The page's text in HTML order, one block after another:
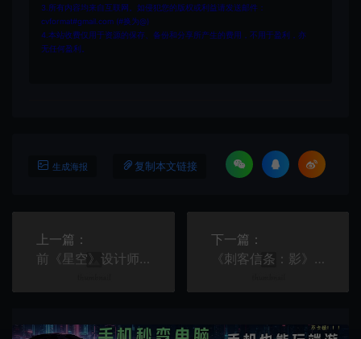
3.所有内容均来自互联网。如侵犯您的版权或利益请发送邮件：
cvformat#gmail.com (#换为@)
4.本站收费仅用于资源的保存、备份和分享所产生的费用，不用于盈利，亦
无任何盈利。
生成海报 复制本文链接
上一篇：
前《星空》设计师：游戏“新亚特兰蒂斯”城市设计有问题
下一篇：
《刺客信条：影》2025年1月20日解禁大型媒体预览